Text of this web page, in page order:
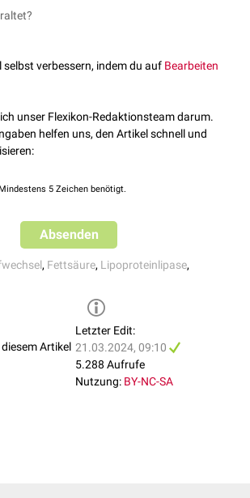
den Fettsäuren durch eine
entweder in derBeta-Oxidationoder der
und Pathobiochemie, 9. Auflage, Springer
selbst verbessern, indem du auf Bearbeiten
unser Flexikon-Redaktionsteam darum.
helfen uns, den Artikel schnell und
5 Zeichen benötigt.
Absenden
, Fettsäure, Lipoproteinlipase,
Artikel
Letzter Edit:
21.03.2024, 09:10
5.288 Aufrufe
Nutzung: BY-NC-SA